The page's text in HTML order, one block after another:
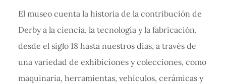
El museo cuenta la historia de la contribución de
Derby a la ciencia, la tecnología y la fabricación,
desde el siglo 18 hasta nuestros días, a través de
una variedad de exhibiciones y colecciones, como
maquinaria, herramientas, vehículos, cerámicas y